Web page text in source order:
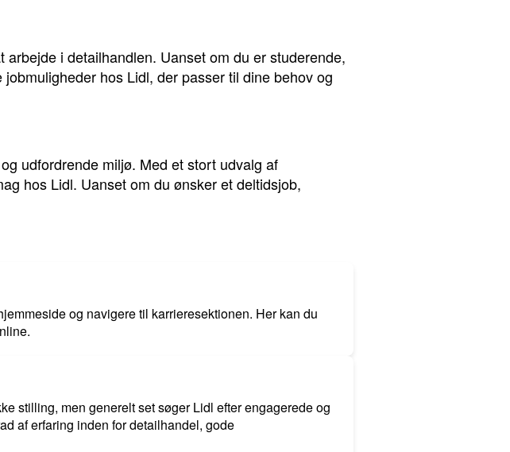
i detailhandlen. Uanset om du er studerende,
hos Lidl, der passer til dine behov og
udfordrende miljø. Med et stort udvalg af
hos Lidl. Uanset om du ønsker et deltidsjob,
og navigere til karrieresektionen. Her kan du
stilling, men generelt set søger Lidl efter engagerede og
af erfaring inden for detailhandel, gode